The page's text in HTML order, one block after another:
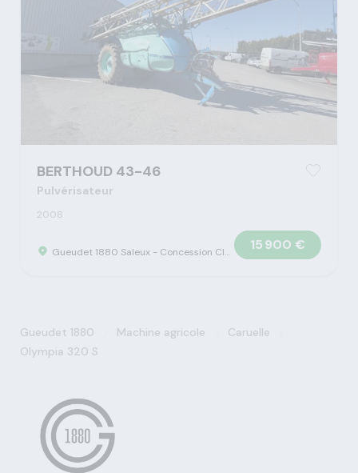
BERTHOUD 43-46
Pulvérisateur
2008
Gueudet 1880 Saleux - Concession Claas 15 900 €
Gueudet 1880 Machine agricole Caruelle
Olympia 320 S